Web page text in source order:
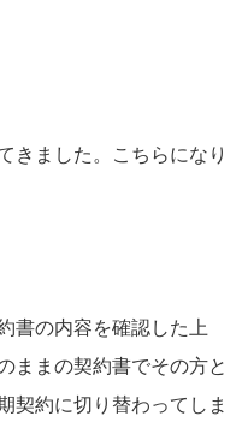
きました。こちらになり
書の内容を確認した上
ままの契約書でその方と
契約に切り替わってしま